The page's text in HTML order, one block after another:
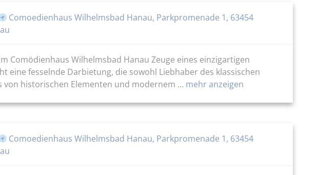
Comoedienhaus Wilhelmsbad Hanau, Parkpromenade 1, 63454
Comödienhaus Wilhelmsbad Hanau Zeuge eines einzigartigen
eine fesselnde Darbietung, die sowohl Liebhaber des klassischen
historischen Elementen und modernem ... mehr anzeigen
Comoedienhaus Wilhelmsbad Hanau, Parkpromenade 1, 63454